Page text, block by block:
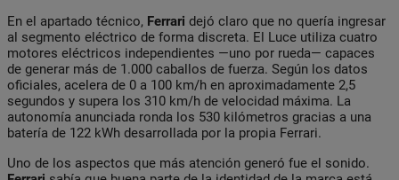
En el apartado técnico, Ferrari dejó claro que no quería ingresar
al segmento eléctrico de forma discreta. El Luce utiliza cuatro
motores eléctricos independientes —uno por rueda— capaces
de generar más de 1.000 caballos de fuerza. Según los datos
oficiales, acelera de 0 a 100 km/h en aproximadamente 2,5
segundos y supera los 310 km/h de velocidad máxima. La
autonomía anunciada ronda los 530 kilómetros gracias a una
batería de 122 kWh desarrollada por la propia Ferrari.
Uno de los aspectos que más atención generó fue el sonido.